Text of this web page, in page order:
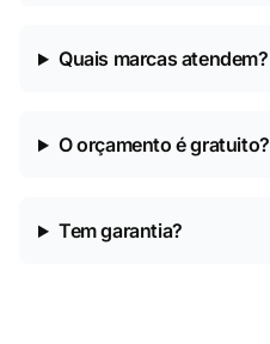
Quais marcas atendem?
O orçamento é gratuito?
Tem garantia?